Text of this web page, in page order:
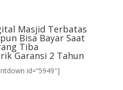
Masjid Terbatas
Bisa Bayar Saat
Tiba
Garansi 2 Tahun
id=”5949″]